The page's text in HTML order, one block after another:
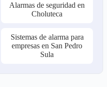
Alarmas de seguridad en
Choluteca
Sistemas de alarma para
empresas en San Pedro
Sula